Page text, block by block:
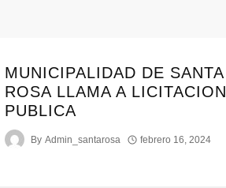
MUNICIPALIDAD DE SANTA
ROSA LLAMA A LICITACION
PUBLICA
By Admin_santarosa febrero 16, 2024